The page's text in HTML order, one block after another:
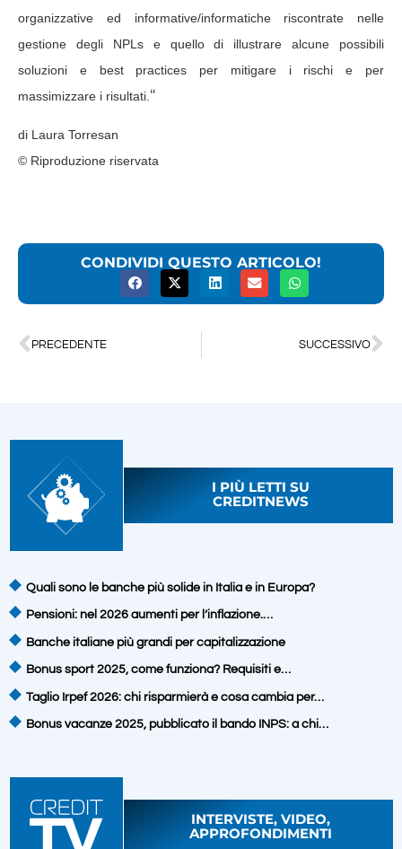
organizzative ed informative/informatiche riscontrate nelle
gestione degli NPLs e quello di illustrare alcune possibili
soluzioni e best practices per mitigare i rischi e per
massimizzare i risultati. “
di Laura Torresan
© Riproduzione riservata
CONDIVIDI QUESTO ARTICOLO!
PRECEDENTE SUCCESSIVO
I PIÙ LETTI SU
CREDITNEWS
Quali sono le banche più solide in Italia e in Europa?
Pensioni: nel 2026 aumenti per l’inflazione.…
Banche italiane più grandi per capitalizzazione
Bonus sport 2025, come funziona? Requisiti e…
Taglio Irpef 2026: chi risparmierà e cosa cambia per…
Bonus vacanze 2025, pubblicato il bando INPS: a chi…
INTERVISTE, VIDEO,
APPROFONDIMENTI